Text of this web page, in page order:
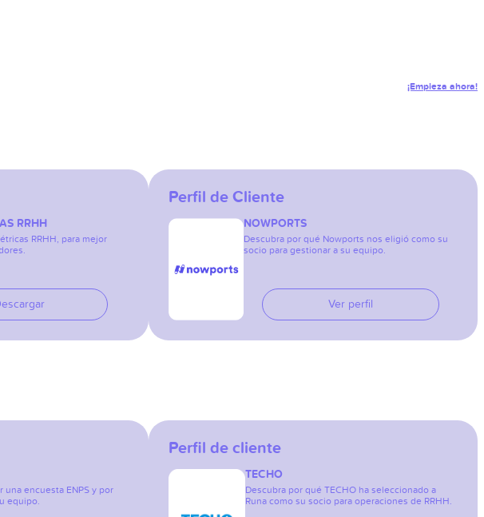
¡Empieza ahora!
RRHH
RRHH, para mejor
Perfil de Cliente
NOWPORTS
Descubra por qué Nowports nos eligió como su
socio para gestionar a su equipo.
Ver perfil
una encuesta ENPS y por
equipo.
Perfil de cliente
TECHO
Descubra por qué TECHO ha seleccionado a
Runa como su socio para operaciones de RRHH.